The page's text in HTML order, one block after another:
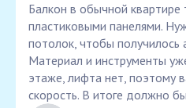
Балкон в обычной квартире
пластиковыми панелями.
потолок, чтобы получилось
Материал и инструменты
этаже, лифта нет, поэтому
скорость. В итоге должно